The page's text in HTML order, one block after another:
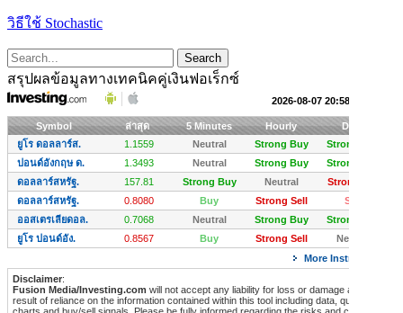
วิธีใช้ Stochastic
สรุปผลข้อมูลทางเทคนิคคู่เงินฟอเร็กซ์